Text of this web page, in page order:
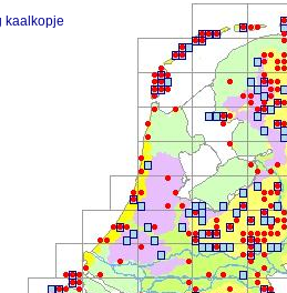
kaalkopje